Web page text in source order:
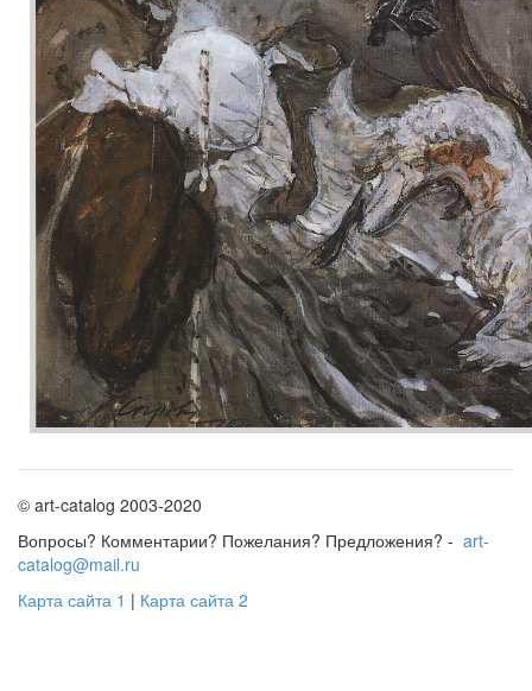
© art-catalog 2003-2020
Вопросы? Комментарии? Пожелания? Предложения? - art-
catalog@mail.ru
Карта сайта 1 | Карта сайта 2